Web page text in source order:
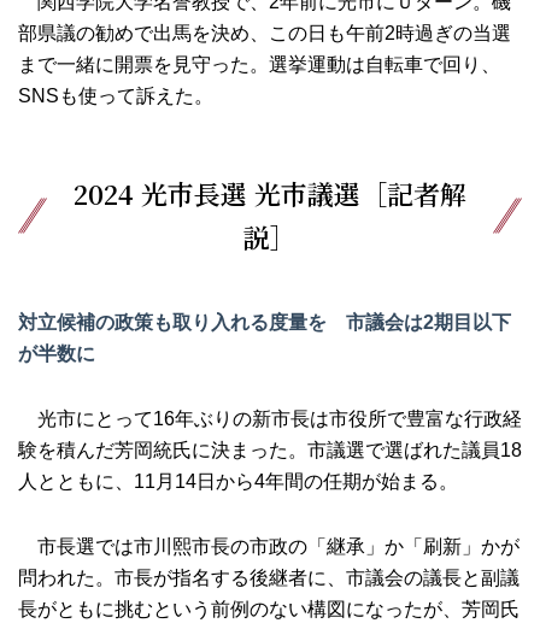
部県議の勧めで出馬を決め、この日も午前2時過ぎの当選
まで一緒に開票を見守った。選挙運動は自転車で回り、
SNSも使って訴えた。
2024 光市長選 光市議選［記者解
説］
対立候補の政策も取り入れる度量を 市議会は2期目以下
が半数に
光市にとって16年ぶりの新市長は市役所で豊富な行政経
験を積んだ芳岡統氏に決まった。市議選で選ばれた議員18
人とともに、11月14日から4年間の任期が始まる。
市長選では市川熙市長の市政の「継承」か「刷新」かが
問われた。市長が指名する後継者に、市議会の議長と副議
長がともに挑むという前例のない構図になったが、芳岡氏